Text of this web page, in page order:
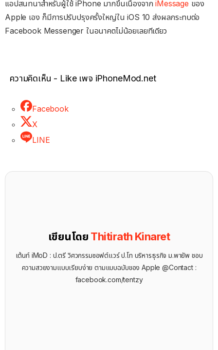
แอปสนทนาสำหรับผู้ใช้ iPhone มากขึ้นเนื่องจากiMessage ของ
Apple เอง ก็มีการปรับปรุงครั้งใหญ่ใน iOS 10 ส่งผลกระทบต่อ
Facebook Messenger ในอนาคตไม่น้อยเลยทีเดียว
ความคิดเห็น - Like เพจ iPhoneMod.net
Facebook
X
LINE
เขียนโดย Thitirath Kinaret
เต้นท์ iMoD : ป.ตรี วิศวกรรมซอฟต์แวร์ ป.โท บริหารธุรกิจ ม.พายัพ ชอบ
ความสวยงามแบบเรียบง่าย ตามแบบฉบับของ Apple @Contact :
facebook.com/tentzy